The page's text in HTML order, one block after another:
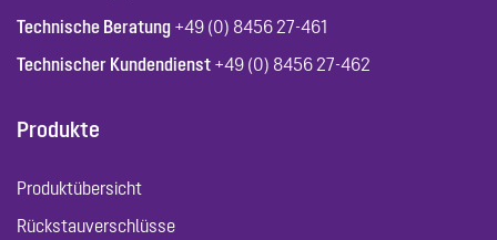
Technische Beratung +49 (0) 8456 27-461
Technischer Kundendienst +49 (0) 8456 27-462
Produkte
Produktübersicht
Rückstauverschlüsse